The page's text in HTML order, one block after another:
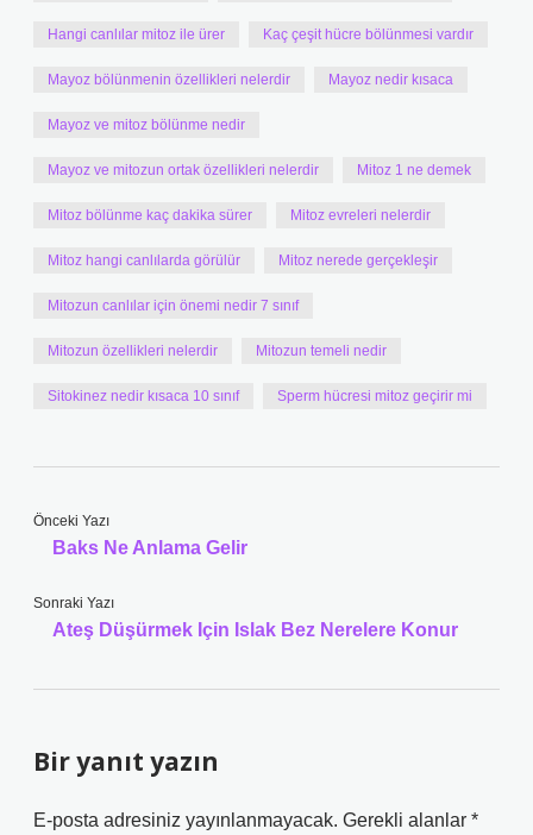
Hangi canlılar mitoz ile ürer Kaç çeşit hücre bölünmesi vardır
Mayoz bölünmenin özellikleri nelerdir Mayoz nedir kısaca
Mayoz ve mitoz bölünme nedir
Mayoz ve mitozun ortak özellikleri nelerdir Mitoz 1 ne demek
Mitoz bölünme kaç dakika sürer Mitoz evreleri nelerdir
Mitoz hangi canlılarda görülür Mitoz nerede gerçekleşir
Mitozun canlılar için önemi nedir 7 sınıf
Mitozun özellikleri nelerdir Mitozun temeli nedir
Sitokinez nedir kısaca 10 sınıf Sperm hücresi mitoz geçirir mi
Önceki Yazı
Baks Ne Anlama Gelir
Sonraki Yazı
Ateş Düşürmek Için Islak Bez Nerelere Konur
Bir yanıt yazın
E-posta adresiniz yayınlanmayacak. Gerekli alanlar *